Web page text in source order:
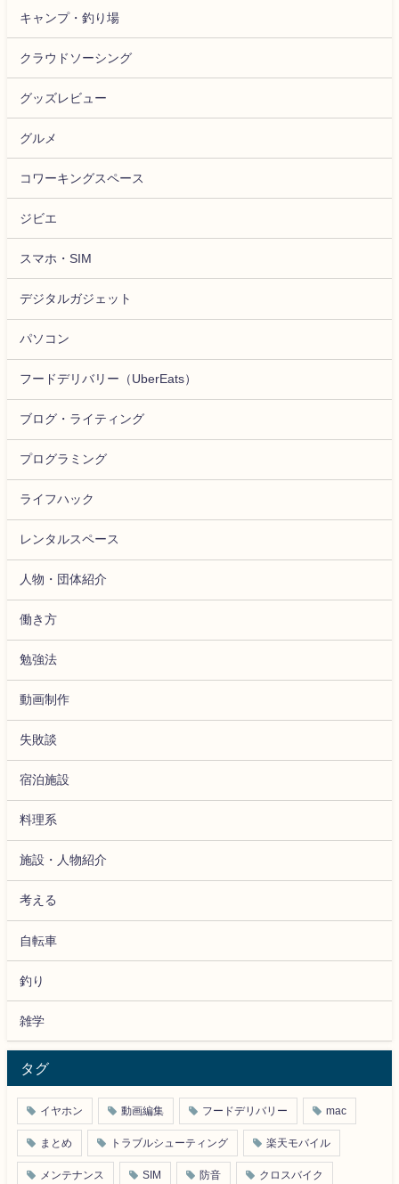
キャンプ・釣り場
クラウドソーシング
グッズレビュー
グルメ
コワーキングスペース
ジビエ
スマホ・SIM
デジタルガジェット
パソコン
フードデリバリー（UberEats）
ブログ・ライティング
プログラミング
ライフハック
レンタルスペース
人物・団体紹介
働き方
勉強法
動画制作
失敗談
宿泊施設
料理系
施設・人物紹介
考える
自転車
釣り
雑学
タグ
イヤホン 動画編集 フードデリバリー mac
まとめ トラブルシューティング 楽天モバイル
メンテナンス SIM 防音 クロスバイク